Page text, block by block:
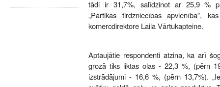
tādi ir 31,7%, salīdzinot ar 25,9 %
„Pārtikas tirdzniecības apvienība”,
komercdirektore Laila Vārtukapteine.
Aptaujātie respondenti atzina, ka arī
grozā tiks liktas olas - 22,3 %, (pērn
izstrādājumi - 16,6 %, (pērn 13,7%).